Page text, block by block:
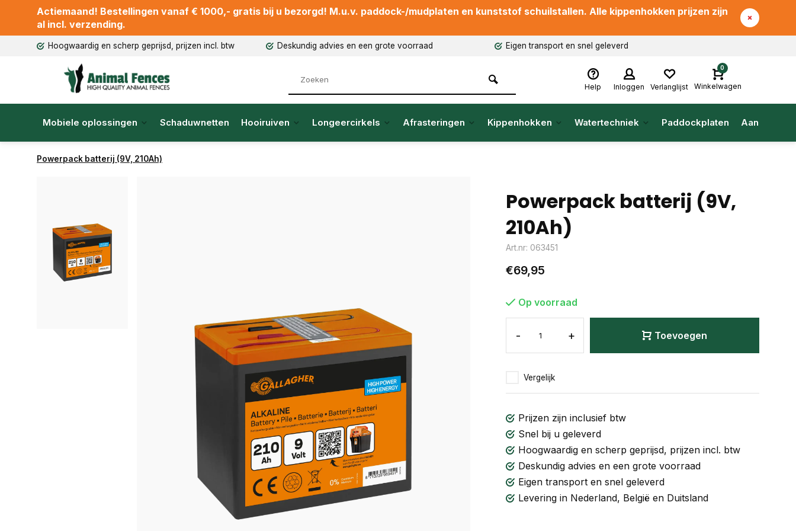
Actiemaand! Bestellingen vanaf € 1000,- gratis bij u bezorgd! M.u.v. paddock-/mudplaten en kunststof schuilstallen. Alle kippenhokken prijzen zijn
al incl. verzending.
Hoogwaardig en scherp geprijsd, prijzen incl. btw Deskundig advies en een grote voorraad Eigen transport en snel geleverd
Help Inloggen Verlanglijst
0
Winkelwagen
Mobiele oplossingen Schaduwnetten Hooiruiven Longeercirkels Afrasteringen Kippenhokken Watertechniek Paddockplaten
Powerpack batterij (9V, 210Ah)
Powerpack batterij (9V,
210Ah)
Art.nr: 063451
€69,95
Op voorraad
- + Toevoegen
Vergelijk
Prijzen zijn inclusief btw
Snel bij u geleverd
Hoogwaardig en scherp geprijsd, prijzen incl. btw
Deskundig advies en een grote voorraad
Eigen transport en snel geleverd
Levering in Nederland, België en Duitsland